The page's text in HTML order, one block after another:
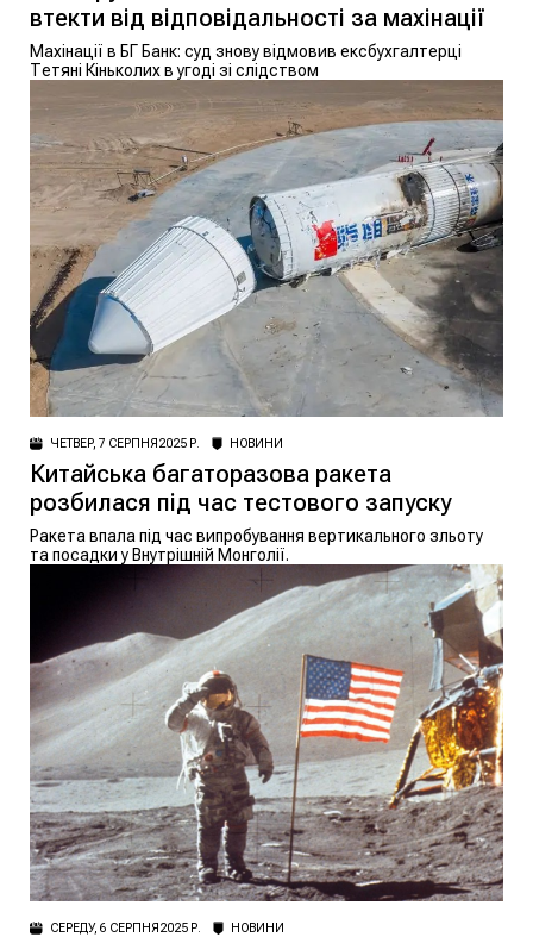
втекти від відповідальності за махінації
Махінації в БГ Банк: суд знову відмовив ексбухгалтерці
Тетяні Кіньколих в угоді зі слідством
ЧЕТВЕР, 7 СЕРПНЯ 2025 Р. НОВИНИ
Китайська багаторазова ракета
розбилася під час тестового запуску
Ракета впала під час випробування вертикального зльоту
та посадки у Внутрішній Монголії.
СЕРЕДУ, 6 СЕРПНЯ 2025 Р. НОВИНИ